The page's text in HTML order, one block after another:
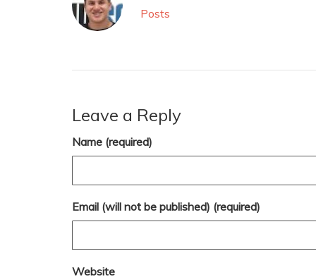
Posts
Leave a Reply
Name (required)
Email (will not be published) (required)
Website